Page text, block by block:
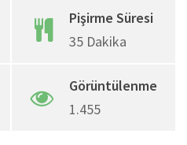
Pişirme Süresi
35 Dakika
Görüntülenme
1.455